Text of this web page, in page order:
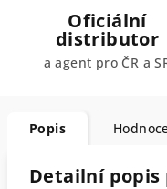
Oficiální
distributor
a agent pro ČR a
Popis
Detailní